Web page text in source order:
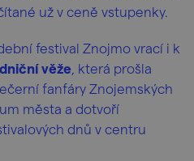
už v ceně vstupenky.
festival Znojmo vrací i k
věže , která prošla
fanfáry Znojemských
města a dotvoří
dnů v centru